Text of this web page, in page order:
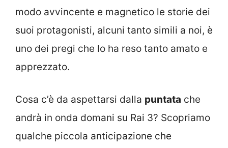
modo avvincente e magnetico le storie dei
suoi protagonisti, alcuni tanto simili a noi, è
uno dei pregi che lo ha reso tanto amato e
apprezzato.
Cosa c’è da aspettarsi dalla puntata che
andrà in onda domani su Rai 3? Scopriamo
qualche piccola anticipazione che